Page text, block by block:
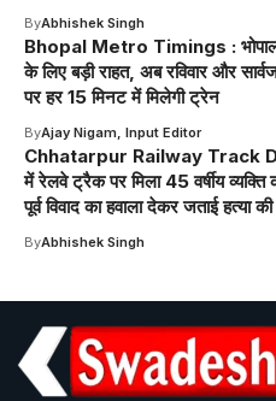
ByAbhishek Singh
Bhopal Metro Timings : भोपाल
के लिए बड़ी राहत, अब रविवार और
पर हर 15 मिनट में मिलेगी ट्रेन
ByAjay Nigam, Input Editor
Chhatarpur Railway Track
में रेलवे ट्रैक पर मिला 45 वर्षीय व्यक्ति
पूर्व विवाद का हवाला देकर जताई हत्या
ByAbhishek Singh